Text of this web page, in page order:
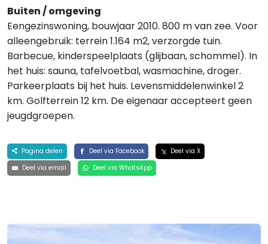
Buiten / omgeving
Eengezinswoning, bouwjaar 2010. 800 m van zee. Voor
alleengebruik: terrein 1.164 m2, verzorgde tuin.
Barbecue, kinderspeelplaats (glijbaan, schommel). In
het huis: sauna, tafelvoetbal, wasmachine, droger.
Parkeerplaats bij het huis. Levensmiddelenwinkel 2
km. Golfterrein 12 km. De eigenaar accepteert geen
jeugdgroepen.
Pagina delen Deel via Facebook
Deel via X
Deel via email
Deel via WhatsApp